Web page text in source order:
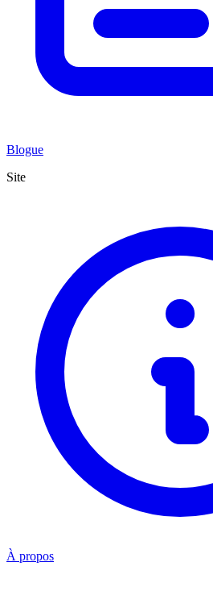
Blogue
Site
À propos